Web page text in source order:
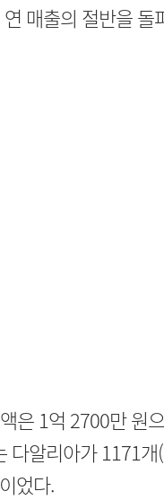
매출의 절반을 돌
은 1억 2700만 원
다알리아가 1171
었다.